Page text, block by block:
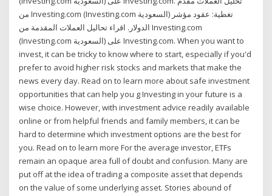
من Investing.com (Investing.com السعودية) تغطية: عقود مؤشر
الدولار. اقراء تحاليل العملات المقدمة من Investing.com
(Investing.com السعودية) على Investing.com. When you want to
invest, it can be tricky to know where to start, especially if you'd
prefer to avoid higher risk stocks and markets that make the
news every day. Read on to learn more about safe investment
opportunities that can help you g Investing in your future is a
wise choice. However, with investment advice readily available
online or from helpful friends and family members, it can be
hard to determine which investment options are the best for
you. Read on to learn more For the average investor, ETFs
remain an opaque area full of doubt and confusion. Many are
put off at the idea of trading a composite asset that depends
on the value of some underlying asset. Stories abound of